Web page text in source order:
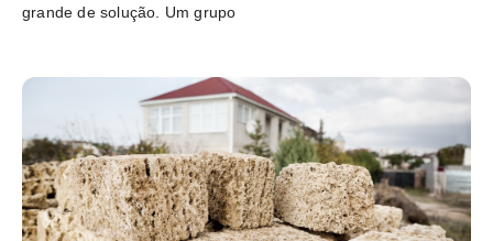
grande de solução. Um grupo